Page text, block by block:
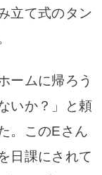
立て式のタン
ームに帰ろう
いか？」と頼
。このEさん
日課にされて